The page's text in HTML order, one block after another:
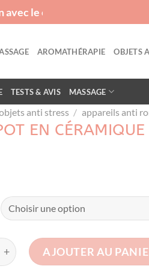
le code "RELAX"
AROMATHÉRAPIE OBJETS
TESTS & AVIS MASSAGE
anti stress / appareils anti
EN CÉRAMIQUE
Neti Pot en céramique
AJOUTER AU